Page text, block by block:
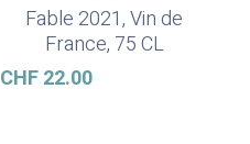
Ajouter Au Panier
Fable 2021, Vin de
France, 75 CL
CHF22.00